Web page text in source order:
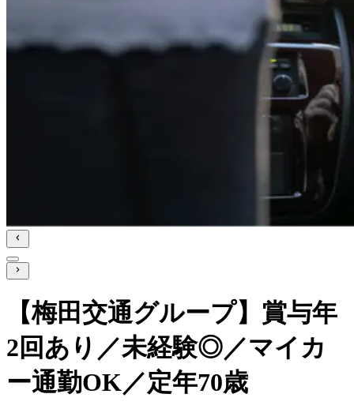
【梅田交通グループ】賞与年
2回あり／未経験◎／マイカ
ー通勤OK／定年70歳